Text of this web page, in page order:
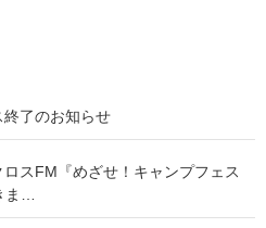
終了のお知らせ
スFM『めざせ！キャンプフェス
ま…